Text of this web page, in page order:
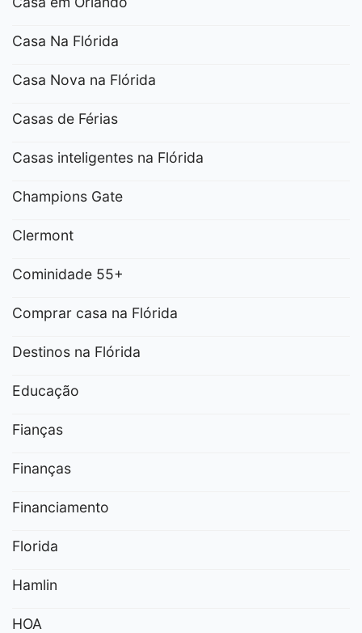
Casa Na Flórida
Casa Nova na Flórida
Casas de Férias
Casas inteligentes na Flórida
Champions Gate
Clermont
Cominidade 55+
Comprar casa na Flórida
Destinos na Flórida
Educação
Fianças
Finanças
Financiamento
Florida
Hamlin
HOA